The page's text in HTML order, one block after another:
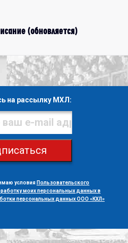
(обновляется)
на рассылку МХЛ:
условия Пользовательского
моих персональных данных в
персональных данных ООО «КХЛ»